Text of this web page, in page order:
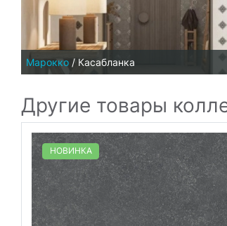
Марокко / Касабланка
Другие товары
НОВИНКА